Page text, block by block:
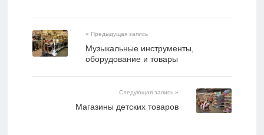
« Предыдущая запись
Музыкальные инструменты,
оборудование и товары
Следующая запись »
Магазины детских товаров